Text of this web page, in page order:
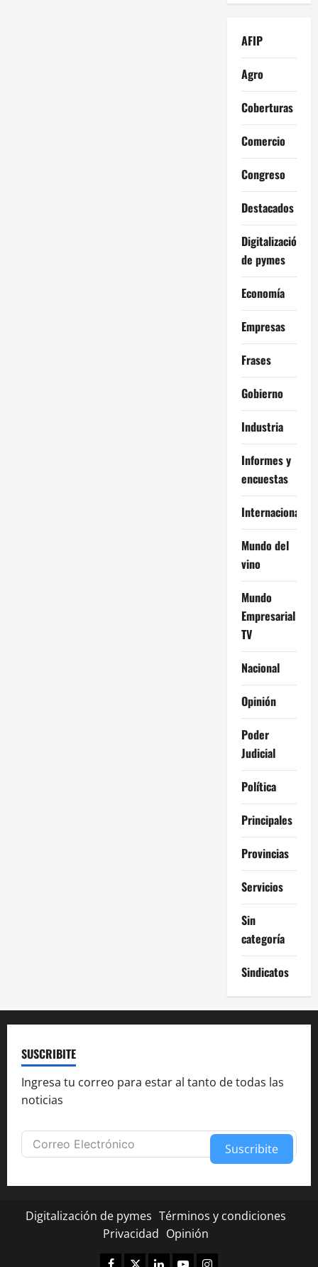
AFIP
Agro
Coberturas
Comercio
Congreso
Destacados
Digitalización
de pymes
Economía
Empresas
Frases
Gobierno
Industria
Informes y
encuestas
Internacional
Mundo del
vino
Mundo
Empresarial
TV
Nacional
Opinión
Poder
Judicial
Política
Principales
Provincias
Servicios
Sin
categoría
Sindicatos
SUSCRIBITE
Ingresa tu correo para estar al tanto de todas las
noticias
Suscribite
Digitalización de pymes Términos y condiciones
Privacidad Opinión
Facebook
TwitterLinkedinYoutubeInstagram